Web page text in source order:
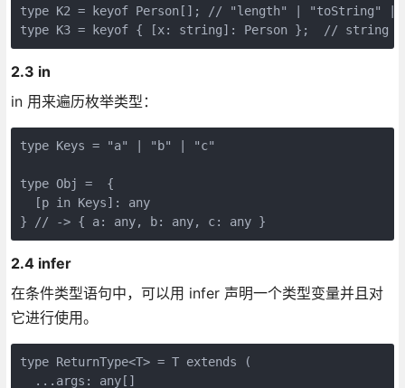
type K2 = keyof Person[]; // "length" | "toString"
2.3 in
in 用来遍历枚举类型：
type Keys = "a" | "b" | "c"
type Obj =  {
  [p in Keys]: any
2.4 infer
在条件类型语句中，可以用 infer 声明一个类型变量并且对
它进行使用。
type ReturnType<T> = T extends (
  ...args: any[]